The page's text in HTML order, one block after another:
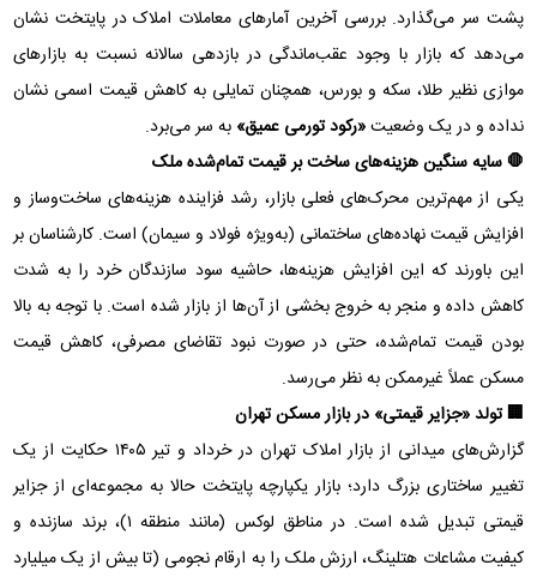
پشت سر می‌گذارد. بررسی آخرین آمارهای معاملات املاک در پایتخت نشان
می‌دهد که بازار با وجود عقب‌ماندگی در بازدهی سالانه نسبت به بازارهای
موازی نظیر طلا، سکه و بورس، همچنان تمایلی به کاهش قیمت اسمی نشان
نداده و در یک وضعیت«رکود تورمی عمیق» به سر می‌برد.
🛑 سایه سنگین هزینه‌های ساخت بر قیمت تمام‌شده ملک
یکی از مهم‌ترین محرک‌های فعلی بازار، رشد فزاینده هزینه‌های ساخت‌وساز و
افزایش قیمت نهاده‌های ساختمانی (به‌ویژه فولاد و سیمان) است. کارشناسان بر
این باورند که این افزایش هزینه‌ها، حاشیه سود سازندگان خرد را به شدت
کاهش داده و منجر به خروج بخشی از آن‌ها از بازار شده است. با توجه به بالا
بودن قیمت تمام‌شده، حتی در صورت نبود تقاضای مصرفی، کاهش قیمت
مسکن عملاً غیرممکن به نظر می‌رسد.
🏢 تولد «جزایر قیمتی» در بازار مسکن تهران
گزارش‌های میدانی از بازار املاک تهران در خرداد و تیر ۱۴۰۵ حکایت از یک
تغییر ساختاری بزرگ دارد؛ بازار یکپارچه پایتخت حالا به مجموعه‌ای از جزایر
قیمتی تبدیل شده است. در مناطق لوکس (مانند منطقه ۱)، برند سازنده و
کیفیت مشاعات هتلینگ، ارزش ملک را به ارقام نجومی (تا بیش از یک میلیارد